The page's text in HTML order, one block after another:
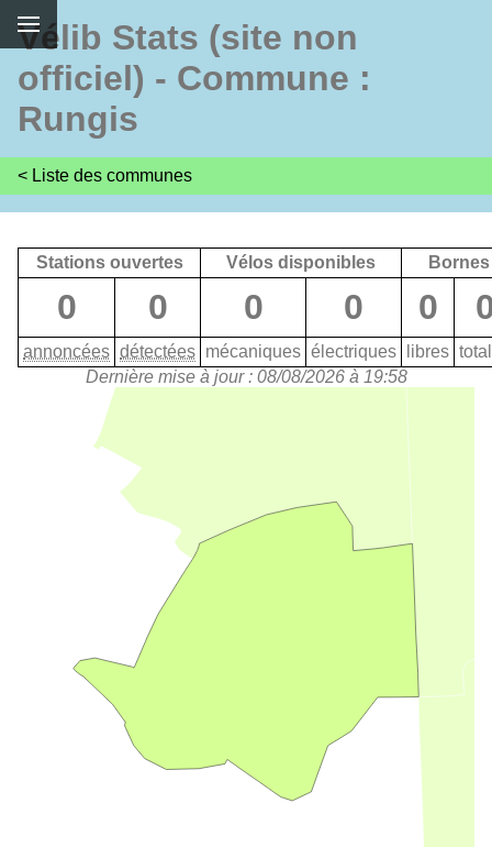
Vélib Stats (site non
officiel) - Commune :
Rungis
< Liste des communes
Stations ouvertes Vélos disponibles Bornes
0 0 0 0 0
annoncées détectées mécaniques électriques libres
Dernière mise à jour : 08/08/2026 à 19:58